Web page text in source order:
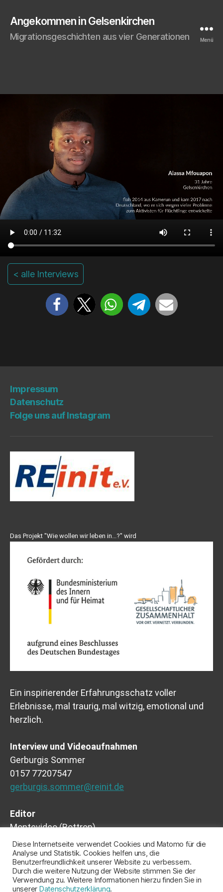
Angekommen in Gelsenkirchen
Migrationsgeschichten aus vier Generationen Menü
< alle Interviews
Impres­sum
Daten­schutz
Fol­ge uns auf Instagram
Das Projekt "Wie wollen wir leben in...?" wird
Ein inspirierender Erfahrungsschatz voller
Erlebnisse, mal traurig, mal witzig, emotional und
herzlich.
Interview und Videoaufnahmen
Gerburgis Sommer
0157 77207547
gerburgis.sommer@reinit.de
Editor
Montevideo (Bottrop)
Ferdinand Fries
Diese Internetseite verwendet Cookies und Matomo für die
Analyse und Statistik. Cookies helfen uns, die
Benutzerfreundlichkeit unserer Website zu verbessern.
Durch die weitere Nutzung der Website stimmen Sie der
Verwendung zu. Weitere Informationen hierzu finden Sie in
unserer Datenschutzerklärung.